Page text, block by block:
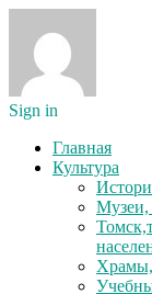
Sign in
Главная
Культура
Музеи,
Храмы,